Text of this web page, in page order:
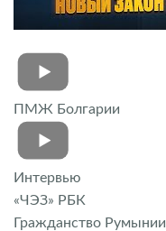
ПМЖ Болгарии
Интервью
«ЧЭЗ» РБК
Гражданство Румынии